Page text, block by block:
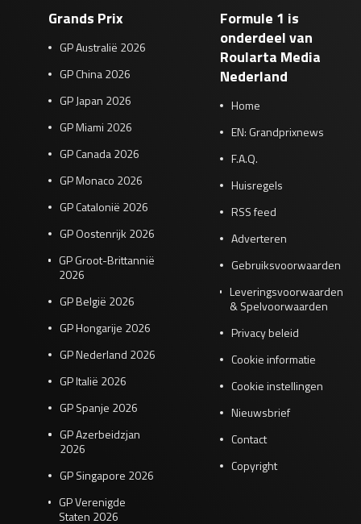
Grands Prix
GP Australië 2026
GP China 2026
GP Japan 2026
GP Miami 2026
GP Canada 2026
GP Monaco 2026
GP Catalonië 2026
GP Oostenrijk 2026
GP Groot-Brittannië
2026
GP België 2026
GP Hongarije 2026
GP Nederland 2026
GP Italië 2026
GP Spanje 2026
GP Azerbeidzjan
2026
GP Singapore 2026
GP Verenigde
Staten 2026
Formule 1 is
onderdeel van
Roularta Media
Nederland
Home
EN: Grandprixnews
F.A.Q.
Huisregels
RSS feed
Adverteren
Gebruiksvoorwaarden
Leveringsvoorwaarden
& Spelvoorwaarden
Privacy beleid
Cookie informatie
Cookie instellingen
Nieuwsbrief
Contact
Copyright